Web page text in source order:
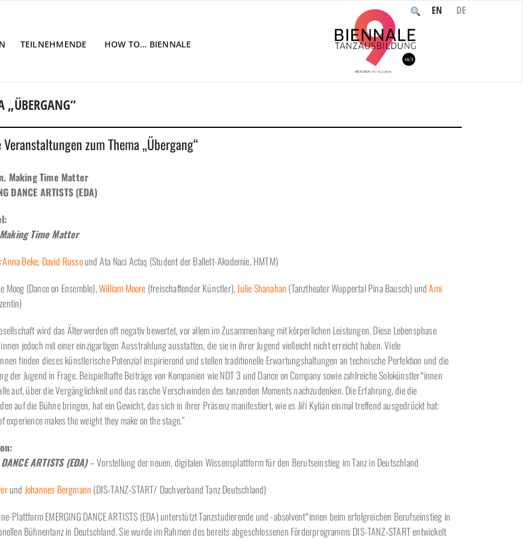
EN DE
TEILNEHMENDE HOW TO… BIENNALE
„ÜBERGANG“
zum Thema „Übergang“
Making Time Matter
DANCE ARTISTS (EDA)
Time Matter
Anna Beke, David Russound Ata Naci Actaş (Student der Ballett-Akademie, HMTM)
Moog (Dance on Ensemble),William Moore (freischaffender Künstler),Julie Shanahan (Tanztheater Wuppertal Pina Bausch) undAmi
wird das Älterwerden oft negativ bewertet, vor allem im Zusammenhang mit körperlichen Leistungen. Diese Lebensphase
jedoch mit einer einzigartigen Ausstrahlung ausstatten, die sie in ihrer Jugend vielleicht nicht erreicht haben. Viele
finden dieses künstlerische Potenzial inspirierend und stellen traditionelle Erwartungshaltungen an technische Perfektion und die
der Jugend in Frage. Beispielhafte Beiträge von Kompanien wie NDT 3 und Dance on Company sowie zahlreiche Solokünstler*innen
auf, über die Vergänglichkeit und das rasche Verschwinden des tanzenden Moments nachzudenken. Die Erfahrung, die die
auf die Bühne bringen, hat ein Gewicht, das sich in ihrer Präsenz manifestiert, wie es Jiří Kylián einmal treffend ausgedrückt hat:
experience makes the weight they make on the stage.“
ARTISTS (EDA)– Vorstellung der neuen, digitalen Wissensplattform für den Berufseinstieg im Tanz in Deutschland
und Johannes Bergmann (DIS-TANZ-START/ Dachverband Tanz Deutschland)
Plattform EMERGING DANCE ARTISTS (EDA) unterstützt Tanzstudierende und -absolvent*innen beim erfolgreichen Berufseinstieg in
Bühnentanz in Deutschland. Sie wurde im Rahmen des bereits abgeschlossenen Förderprogramms DIS-TANZ-START entwickelt